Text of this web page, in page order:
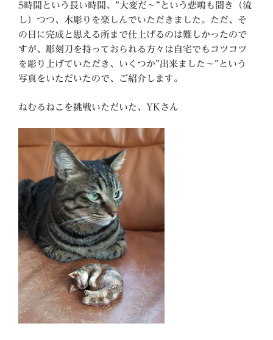
5時間という長い時間、”大変だ～”という悲鳴も聞き（流
し）つつ、木彫りを楽しんでいただきました。ただ、そ
の日に完成と思える所まで仕上げるのは難しかったので
すが、彫刻刀を持っておられる方々は自宅でもコツコツ
を彫り上げていただき、いくつか”出来ました～”という
写真をいただいたので、ご紹介します。
ねむるねこを挑戦いただいた、YKさん